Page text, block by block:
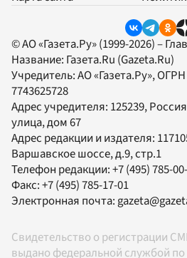
© АО «Газета.Ру» (1999-2026) –
Название: Газета.Ru (Gazeta.Ru)
Учредитель:АО «Газета.Ру», ОГРН
7743625728
Адрес учредителя: 125239,
улица, дом 67
Адрес редакции и издателя:
Варшавское шоссе, д.9, стр.1
Телефон редакции:+7 (495) 785-
Факс:+7 (495) 785-17-01
Электронная почта:
Свидетельство о регистрации
выдано федеральной службой